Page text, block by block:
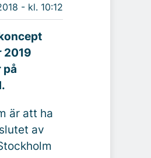
- kl. 10:12
2019
på
är att ha
av